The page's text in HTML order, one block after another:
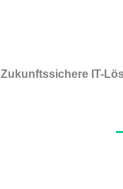
Zukunftssichere IT-